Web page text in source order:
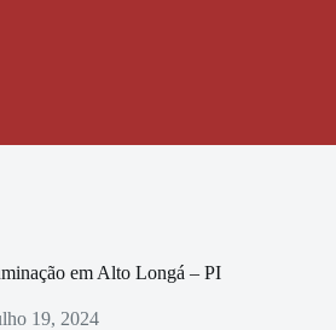
em Alto Longá – PI
19, 2024